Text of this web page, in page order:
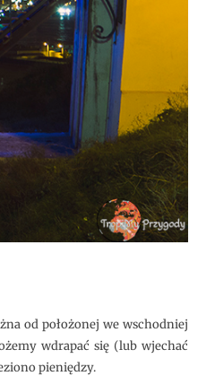
od położonej we wschodniej
wdrapać się (lub wjechać
pieniędzy.